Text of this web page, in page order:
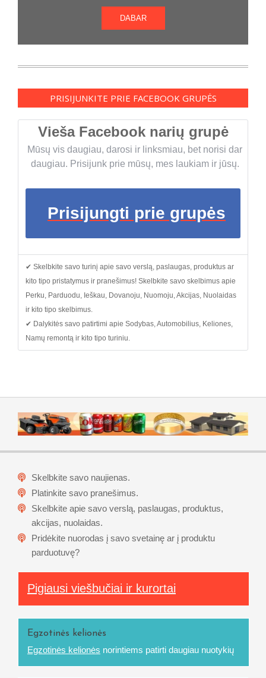
DABAR
PRISIJUNKITE PRIE FACEBOOK GRUPĖS
Vieša Facebook narių grupė
Mūsų vis daugiau, darosi ir linksmiau, bet norisi dar
daugiau. Prisijunk prie mūsų, mes laukiam ir jūsų.
Prisijungti prie grupės
✔ Skelbkite savo turinį apie savo verslą, paslaugas, produktus ar
kito tipo pristatymus ir pranešimus! Skelbkite savo skelbimus apie
Perku, Parduodu, Ieškau, Dovanoju, Nuomoju, Akcijas, Nuolaidas
ir kito tipo skelbimus.
✔ Dalykitės savo patirtimi apie Sodybas, Automobilius, Keliones,
Namų remontą ir kito tipo turiniu.
Skelbkite savo naujienas.
Platinkite savo pranešimus.
Skelbkite apie savo verslą, paslaugas, produktus,
akcijas, nuolaidas.
Pridėkite nuorodas į savo svetainę ar į produktu
parduotuvę?
Pigiausi viešbučiai ir kurortai
Egzotinės kelionės
Egzotinės kelionės norintiems patirti daugiau nuotykių